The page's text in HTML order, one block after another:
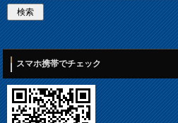
スマホ携帯でチェック